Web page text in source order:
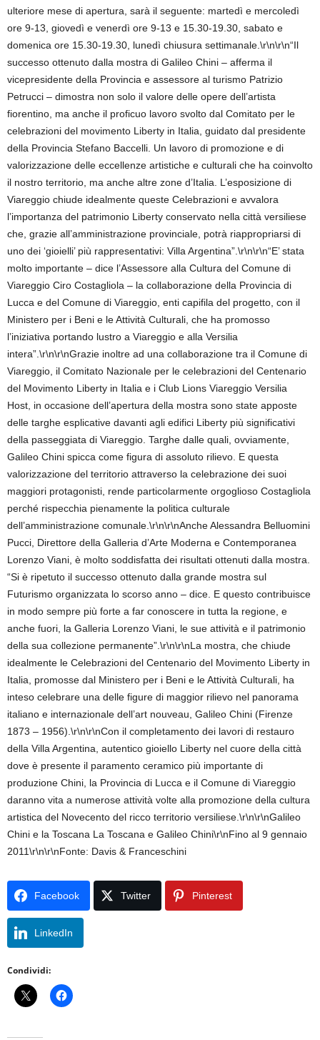
ulteriore mese di apertura, sarà il seguente: martedì e mercoledì
ore 9-13, giovedì e venerdì ore 9-13 e 15.30-19.30, sabato e
domenica ore 15.30-19.30, lunedì chiusura settimanale.\r\n\r\n“Il
successo ottenuto dalla mostra di Galileo Chini – afferma il
vicepresidente della Provincia e assessore al turismo Patrizio
Petrucci – dimostra non solo il valore delle opere dell’artista
fiorentino, ma anche il proficuo lavoro svolto dal Comitato per le
celebrazioni del movimento Liberty in Italia, guidato dal presidente
della Provincia Stefano Baccelli. Un lavoro di promozione e di
valorizzazione delle eccellenze artistiche e culturali che ha coinvolto
il nostro territorio, ma anche altre zone d’Italia. L’esposizione di
Viareggio chiude idealmente queste Celebrazioni e avvalora
l’importanza del patrimonio Liberty conservato nella città versiliese
che, grazie all’amministrazione provinciale, potrà riappropriarsi di
uno dei ‘gioielli’ più rappresentativi: Villa Argentina”.\r\n\r\n“E’ stata
molto importante – dice l’Assessore alla Cultura del Comune di
Viareggio Ciro Costagliola – la collaborazione della Provincia di
Lucca e del Comune di Viareggio, enti capifila del progetto, con il
Ministero per i Beni e le Attività Culturali, che ha promosso
l’iniziativa portando lustro a Viareggio e alla Versilia
intera”.\r\n\r\nGrazie inoltre ad una collaborazione tra il Comune di
Viareggio, il Comitato Nazionale per le celebrazioni del Centenario
del Movimento Liberty in Italia e i Club Lions Viareggio Versilia
Host, in occasione dell’apertura della mostra sono state apposte
delle targhe esplicative davanti agli edifici Liberty più significativi
della passeggiata di Viareggio. Targhe dalle quali, ovviamente,
Galileo Chini spicca come figura di assoluto rilievo. E questa
valorizzazione del territorio attraverso la celebrazione dei suoi
maggiori protagonisti, rende particolarmente orgoglioso Costagliola
perché rispecchia pienamente la politica culturale
dell’amministrazione comunale.\r\n\r\nAnche Alessandra Belluomini
Pucci, Direttore della Galleria d’Arte Moderna e Contemporanea
Lorenzo Viani, è molto soddisfatta dei risultati ottenuti dalla mostra.
“Si è ripetuto il successo ottenuto dalla grande mostra sul
Futurismo organizzata lo scorso anno – dice. E questo contribuisce
in modo sempre più forte a far conoscere in tutta la regione, e
anche fuori, la Galleria Lorenzo Viani, le sue attività e il patrimonio
della sua collezione permanente”.\r\n\r\nLa mostra, che chiude
idealmente le Celebrazioni del Centenario del Movimento Liberty in
Italia, promosse dal Ministero per i Beni e le Attività Culturali, ha
inteso celebrare una delle figure di maggior rilievo nel panorama
italiano e internazionale dell’art nouveau, Galileo Chini (Firenze
1873 – 1956).\r\n\r\nCon il completamento dei lavori di restauro
della Villa Argentina, autentico gioiello Liberty nel cuore della città
dove è presente il paramento ceramico più importante di
produzione Chini, la Provincia di Lucca e il Comune di Viareggio
daranno vita a numerose attività volte alla promozione della cultura
artistica del Novecento del ricco territorio versiliese.\r\n\r\nGalileo
Chini e la Toscana La Toscana e Galileo Chini\r\nFino al 9 gennaio
2011\r\n\r\nFonte: Davis & Franceschini
Facebook Twitter Pinterest
LinkedIn
Condividi: